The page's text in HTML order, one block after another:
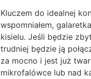
Kluczem do idealnej
wspomniałem,
kisielu. Jeśli będzie
trudniej będzie ją
za mocno i jest już
mikrofalówce lub nad